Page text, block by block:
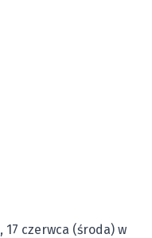
czerwca (środa) w